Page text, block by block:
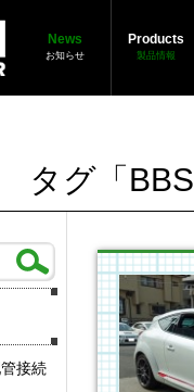
News
お知らせ
Products
製品情報
タグ「
接続